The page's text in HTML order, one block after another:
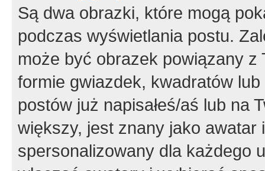
Są dwa obrazki, które mogą
podczas wyświetlania postu.
może być obrazek powiązany z
formie gwiazdek, kwadratów
postów już napisałeś/aś lub na
większy, jest znany jako
spersonalizowany dla każdego